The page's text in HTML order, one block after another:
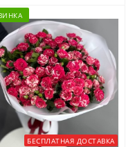
БЕСПЛАТНАЯ ДОСТАВКА